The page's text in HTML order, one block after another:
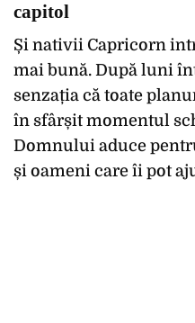
capitol
Și nativii Capricorn
mai bună. După luni
senzația că toate
în sfârșit momentul
Domnului aduce
și oameni care îi pot